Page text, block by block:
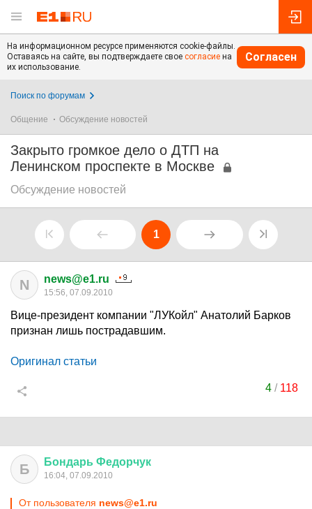
На информационном ресурсе применяются cookie-файлы.
Оставаясь на сайте, вы подтверждаете свое согласие на
их использование.
Согласен
Поиск по форумам
Общение Обсуждение новостей
Закрыто громкое дело о ДТП на
Ленинском проспекте в Москве
Обсуждение новостей
1
N news@e1.ru
15:56, 07.09.2010
Вице-президент компании "ЛУКойл" Анатолий Барков
признан лишь пострадавшим.
Оригинал статьи
4 / 118
Б Бондарь Федорчук
16:04, 07.09.2010
От пользователя news@e1.ru